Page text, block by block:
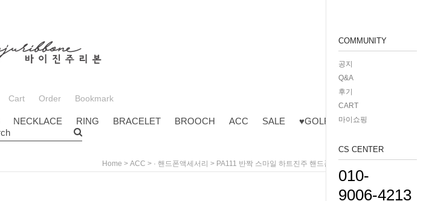
Cart Order Bookmark
NECKLACE RING BRACELET BROOCH ACC SALE
♥GOLF♥
COMMUNITY
공지
Q&A
후기
CART
마이쇼핑
CS CENTER
010-
9006-4213
Home > ACC > · 핸드폰액세서리 > PA111 반짝 스마일 하트진주 핸드폰고리 줄폰 스트랩